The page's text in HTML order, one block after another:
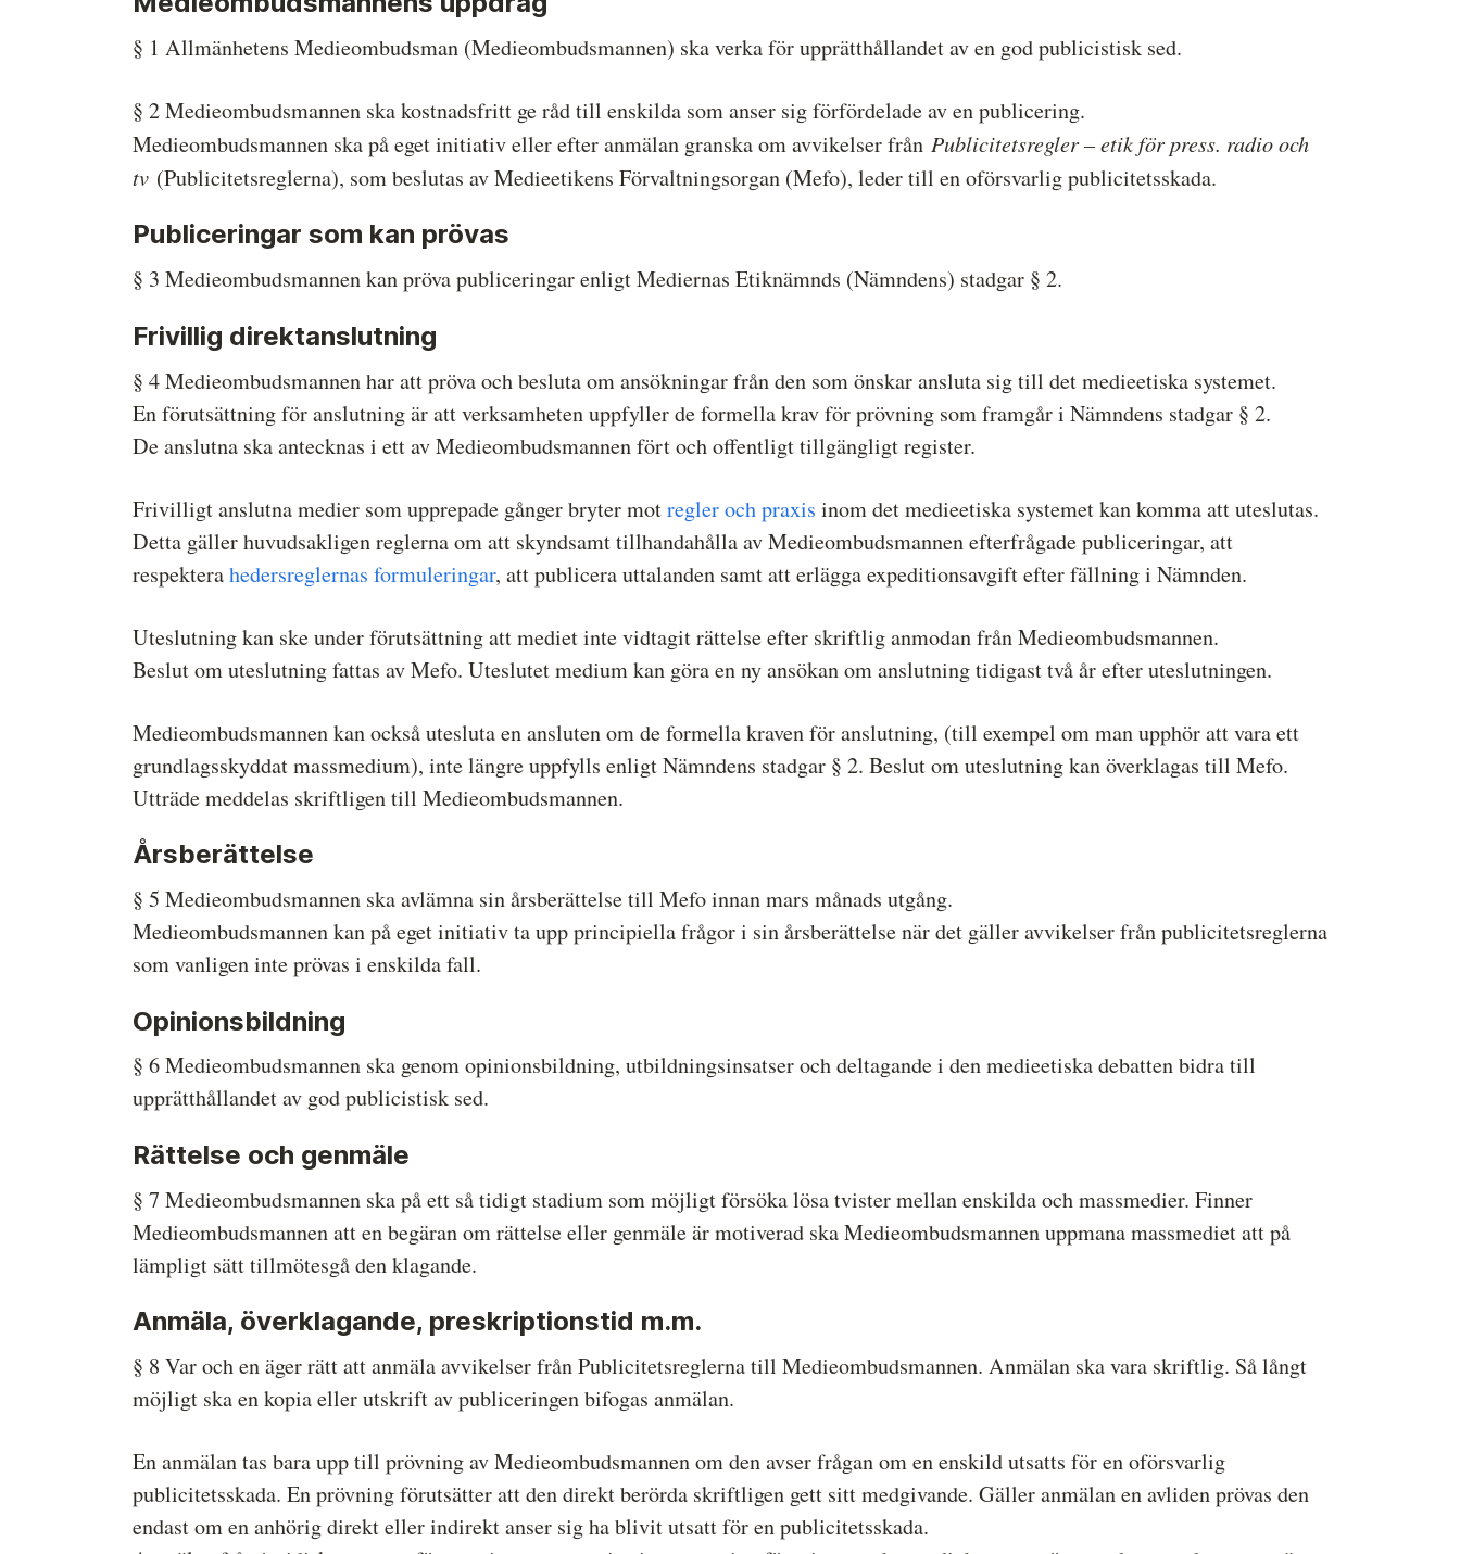
§ 1 Allmänhetens Medieombudsman (Medieombudsmannen) ska verka för upprätthållandet av en god publicistisk sed.
§ 2 Medieombudsmannen ska kostnadsfritt ge råd till enskilda som anser sig förfördelade av en publicering.
Medieombudsmannen ska på eget initiativ eller efter anmälan granska om avvikelser från Publicitetsregler – etik för press. radio och
tv (Publicitetsreglerna), som beslutas av Medieetikens Förvaltningsorgan (Mefo), leder till en oförsvarlig publicitetsskada.
Publiceringar som kan prövas
§ 3 Medieombudsmannen kan pröva publiceringar enligt Mediernas Etiknämnds (Nämndens) stadgar § 2.
Frivillig direktanslutning
§ 4 Medieombudsmannen har att pröva och besluta om ansökningar från den som önskar ansluta sig till det medieetiska systemet.
En förutsättning för anslutning är att verksamheten uppfyller de formella krav för prövning som framgår i Nämndens stadgar § 2.
De anslutna ska antecknas i ett av Medieombudsmannen fört och offentligt tillgängligt register.
Frivilligt anslutna medier som upprepade gånger bryter motregler och praxis inom det medieetiska systemet kan komma att uteslutas.
Detta gäller huvudsakligen reglerna om att skyndsamt tillhandahålla av Medieombudsmannen efterfrågade publiceringar, att
respekterahedersreglernas formuleringar, att publicera uttalanden samt att erlägga expeditionsavgift efter fällning i Nämnden.
Uteslutning kan ske under förutsättning att mediet inte vidtagit rättelse efter skriftlig anmodan från Medieombudsmannen.
Beslut om uteslutning fattas av Mefo. Uteslutet medium kan göra en ny ansökan om anslutning tidigast två år efter uteslutningen.
Medieombudsmannen kan också utesluta en ansluten om de formella kraven för anslutning, (till exempel om man upphör att vara ett
grundlagsskyddat massmedium), inte längre uppfylls enligt Nämndens stadgar § 2. Beslut om uteslutning kan överklagas till Mefo.
Utträde meddelas skriftligen till Medieombudsmannen.
Årsberättelse
§ 5 Medieombudsmannen ska avlämna sin årsberättelse till Mefo innan mars månads utgång.
Medieombudsmannen kan på eget initiativ ta upp principiella frågor i sin årsberättelse när det gäller avvikelser från publicitetsreglerna
som vanligen inte prövas i enskilda fall.
Opinionsbildning
§ 6 Medieombudsmannen ska genom opinionsbildning, utbildningsinsatser och deltagande i den medieetiska debatten bidra till
upprätthållandet av god publicistisk sed.
Rättelse och genmäle
§ 7 Medieombudsmannen ska på ett så tidigt stadium som möjligt försöka lösa tvister mellan enskilda och massmedier. Finner
Medieombudsmannen att en begäran om rättelse eller genmäle är motiverad ska Medieombudsmannen uppmana massmediet att på
lämpligt sätt tillmötesgå den klagande.
Anmäla, överklagande, preskriptionstid m.m.
§ 8 Var och en äger rätt att anmäla avvikelser från Publicitetsreglerna till Medieombudsmannen. Anmälan ska vara skriftlig. Så långt
möjligt ska en kopia eller utskrift av publiceringen bifogas anmälan.
En anmälan tas bara upp till prövning av Medieombudsmannen om den avser frågan om en enskild utsatts för en oförsvarlig
publicitetsskada. En prövning förutsätter att den direkt berörda skriftligen gett sitt medgivande. Gäller anmälan en avliden prövas den
endast om en anhörig direkt eller indirekt anser sig ha blivit utsatt för en publicitetsskada.